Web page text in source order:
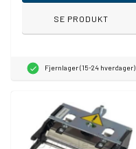
SE PRODUKT
Fjernlager (15-24 hverdager)